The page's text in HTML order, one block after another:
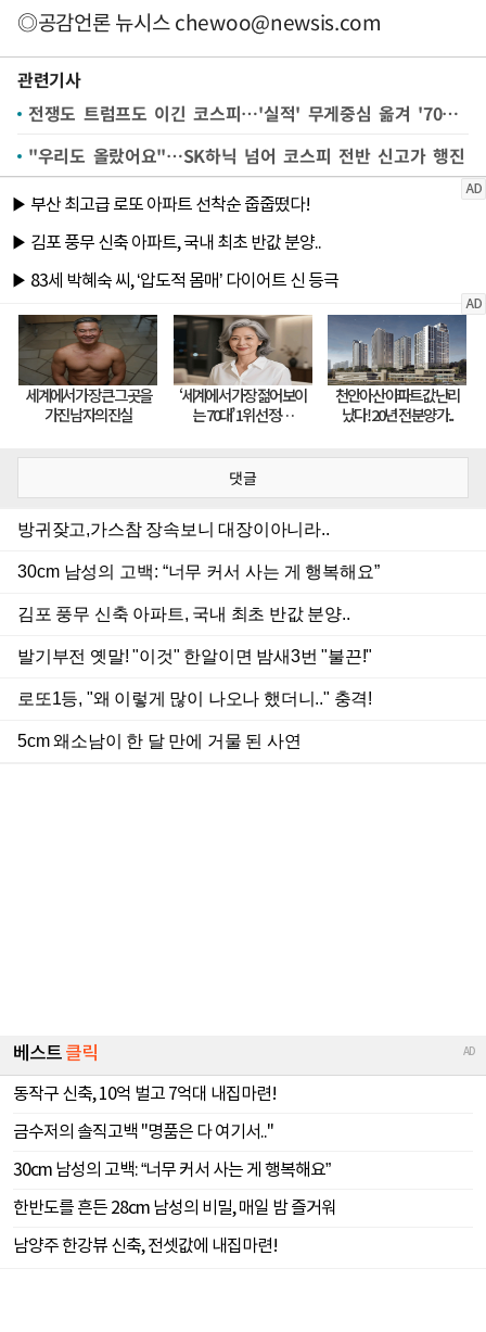
◎공감언론 뉴시스chewoo@newsis.com
관련기사
전쟁도 트럼프도 이긴 코스피…'실적' 무게중심 옮겨 '7000' 조준
"우리도 올랐어요"…SK하닉 넘어 코스피 전반 신고가 행진
댓글